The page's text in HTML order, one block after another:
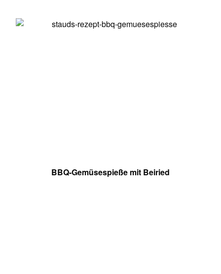
BBQ-Gemüsespieße mit Beiried